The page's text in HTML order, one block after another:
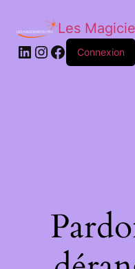
Les
LinkedIn
Instagram
Facebook
Connexion